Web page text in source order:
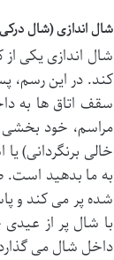
شال اندازی (شال
شال اندازی یکی
کند. در این رسم،
سقف اتاق ها به
مراسم، خود بخشی
خالی برنگردانی)
به ما بدهید است.
شده پر می کند و
با شال پر از
داخل شال می